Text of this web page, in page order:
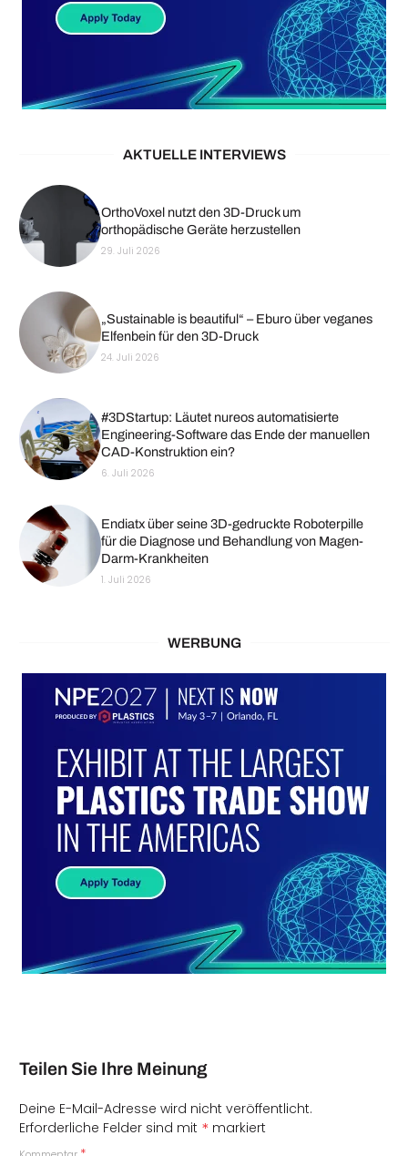
AKTUELLE INTERVIEWS
OrthoVoxel nutzt den 3D-Druck um
orthopädische Geräte herzustellen
29. Juli 2026
„Sustainable is beautiful“ – Eburo über veganes
Elfenbein für den 3D-Druck
24. Juli 2026
#3DStartup: Läutet nureos automatisierte
Engineering-Software das Ende der manuellen
CAD-Konstruktion ein?
6. Juli 2026
Endiatx über seine 3D-gedruckte Roboterpille
für die Diagnose und Behandlung von Magen-
Darm-Krankheiten
1. Juli 2026
WERBUNG
Teilen Sie Ihre Meinung
Deine E-Mail-Adresse wird nicht veröffentlicht.
Erforderliche Felder sind mit * markiert